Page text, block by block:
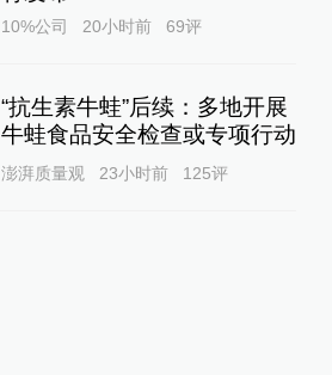
10%公司 20小时前 69评
“抗生素牛蛙”后续：多地开展
牛蛙食品安全检查或专项行动
澎湃质量观 23小时前 125评